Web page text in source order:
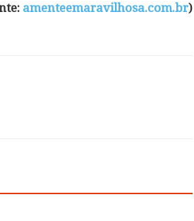
amenteemaravilhosa.com.br)